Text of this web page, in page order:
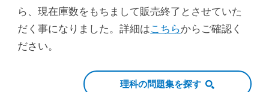
ら、現在庫数をもちまして販売終了とさせていた
だく事になりました。詳細はこちらからご確認く
ださい。
理科の問題集を探す